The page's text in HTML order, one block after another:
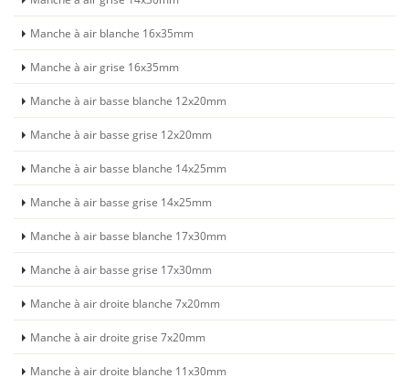
Manche à air blanche 16x35mm
Manche à air grise 16x35mm
Manche à air basse blanche 12x20mm
Manche à air basse grise 12x20mm
Manche à air basse blanche 14x25mm
Manche à air basse grise 14x25mm
Manche à air basse blanche 17x30mm
Manche à air basse grise 17x30mm
Manche à air droite blanche 7x20mm
Manche à air droite grise 7x20mm
Manche à air droite blanche 11x30mm